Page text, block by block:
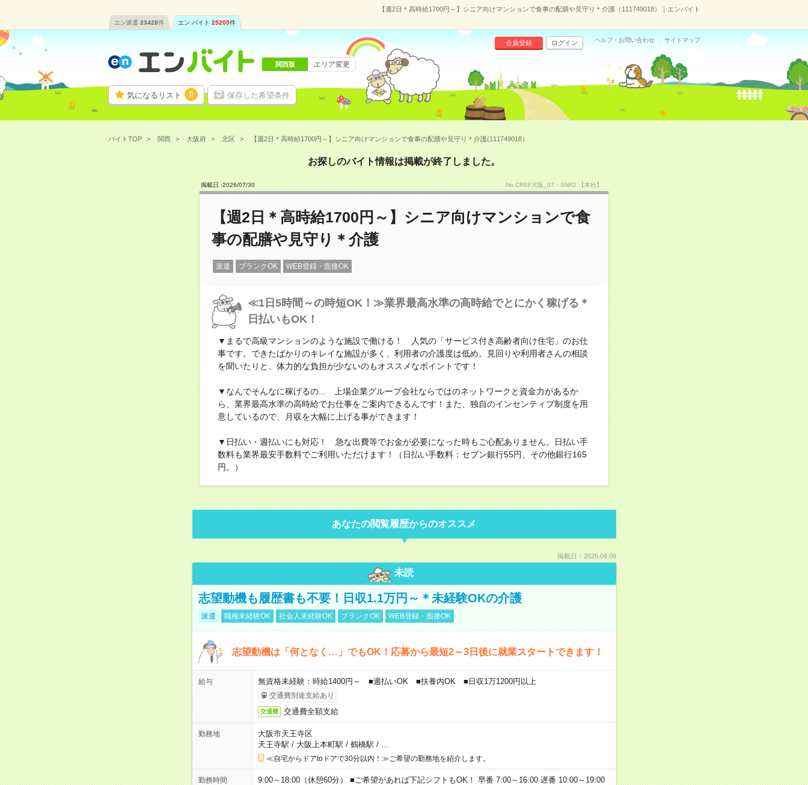
【週2日＊高時給1700円～】シニア向けマンションで食事の配膳や見守り＊介護（111749018）｜エンバイト
エン派遣 23428件 エン バイト 25205件
気になるリスト 0 保存した希望条件
会員登録 ログイン ヘルプ・お問い合わせ サイトマップ
関西版 エリア変更
バイトTOP 関西 大阪府 北区 【週2日＊高時給1700円～】シニア向けマンションで食事の配膳や見守り＊介護(111749018）
お探しのバイト情報は掲載が終了しました。
掲載日 :2026/07/30 No.CRSF大阪_07・SNR2 【本社】
【週2日＊高時給1700円～】シニア向けマンションで食
事の配膳や見守り＊介護
派遣 ブランクOK WEB登録・面接OK
≪1日5時間～の時短OK！≫業界最高水準の高時給でとにかく稼げる＊
日払いもOK！
▼まるで高級マンションのような施設で働ける！ 人気の「サービス付き高齢者向け住宅」のお仕
事です。できたばかりのキレイな施設が多く、利用者の介護度は低め。見回りや利用者さんの相談
を聞いたりと、体力的な負担が少ないのもオススメなポイントです！
▼なんでそんなに稼げるの... 上場企業グループ会社ならではのネットワークと資金力があるか
ら、業界最高水準の高時給でお仕事をご案内できるんです！また、独自のインセンティブ制度を用
意しているので、月収を大幅に上げる事ができます！
▼日払い・週払いにも対応！ 急な出費等でお金が必要になった時もご心配ありません。日払い手
数料も業界最安手数料でご利用いただけます！（日払い手数料：セブン銀行55円、その他銀行165
円。）
あなたの閲覧履歴からのオススメ
掲載日：2026.08.09
未読
志望動機も履歴書も不要！日収1.1万円～＊未経験OKの介護
派遣 職種未経験OK 社会人未経験OK ブランクOK WEB登録・面接OK
志望動機は「何となく…」でもOK！応募から最短2～3日後に就業スタートできます！
給与 無資格未経験：時給1400円～ ■週払いOK ■扶養内OK ■日収1万1200円以上
交通費別途支給あり
交通費 交通費全額支給
勤務地
大阪市天王寺区
天王寺駅 / 大阪上本町駅 / 鶴橋駅 /
≪自宅からドアtoドアで30分以内！≫ご希望の勤務地を紹介します。
勤務時間
9:00～18:00（休憩60分） ■ご希望があれば下記シフトもOK！ 早番 7:00～16:00 遅番 10:00～19:00